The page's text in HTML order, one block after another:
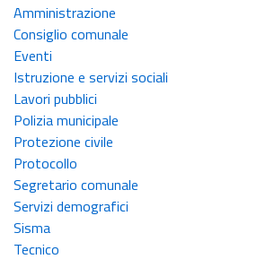
Amministrazione
Consiglio comunale
Eventi
Istruzione e servizi sociali
Lavori pubblici
Polizia municipale
Protezione civile
Protocollo
Segretario comunale
Servizi demografici
Sisma
Tecnico